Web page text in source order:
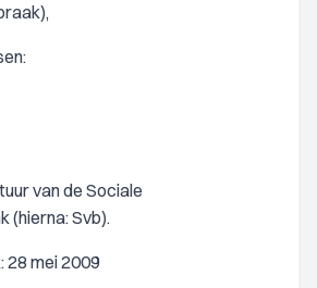
van de Sociale
(hierna: Svb).
28 mei 2009